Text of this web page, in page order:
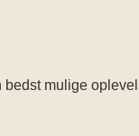
mulige